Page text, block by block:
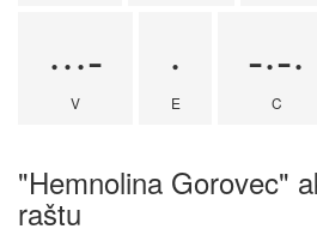
···-
V
·
E
-·-·
C
"Hemnolina Gorovec"
raštu